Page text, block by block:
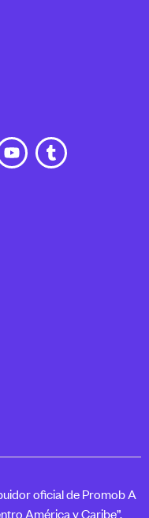
oficial de Promob A
América y Caribe”.